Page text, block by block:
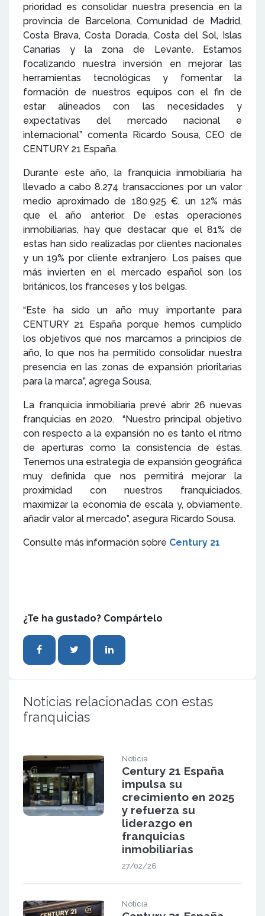
prioridad es consolidar nuestra presencia en la
provincia de Barcelona, Comunidad de Madrid,
Costa Brava, Costa Dorada, Costa del Sol, Islas
Canarias y la zona de Levante. Estamos
focalizando nuestra inversión en mejorar las
herramientas tecnológicas y fomentar la
formación de nuestros equipos con el fin de
estar alineados con las necesidades y
expectativas del mercado nacional e
internacional” comenta Ricardo Sousa, CEO de
CENTURY 21 España.
Durante este año, la franquicia inmobiliaria ha
llevado a cabo 8.274 transacciones por un valor
medio aproximado de 180.925 €, un 12% más
que el año anterior. De estas operaciones
inmobiliarias, hay que destacar que el 81% de
estas han sido realizadas por clientes nacionales
y un 19% por cliente extranjero. Los países que
más invierten en el mercado español son los
británicos, los franceses y los belgas.
“Este ha sido un año muy importante para
CENTURY 21 España porque hemos cumplido
los objetivos que nos marcamos a principios de
año, lo que nos ha permitido consolidar nuestra
presencia en las zonas de expansión prioritarias
para la marca”, agrega Sousa.
La franquicia inmobiliaria prevé abrir 26 nuevas
franquicias en 2020. “Nuestro principal objetivo
con respecto a la expansión no es tanto el ritmo
de aperturas como la consistencia de éstas.
Tenemos una estrategia de expansión geográfica
muy definida que nos permitirá mejorar la
proximidad con nuestros franquiciados,
maximizar la economía de escala y, obviamente,
añadir valor al mercado”, asegura Ricardo Sousa.
Consulte más información sobre Century 21
¿Te ha gustado? Compártelo
Noticias relacionadas con estas
franquicias
Noticia
Century 21 España
impulsa su
crecimiento en 2025
y refuerza su
liderazgo en
franquicias
inmobiliarias
27/02/26
Noticia